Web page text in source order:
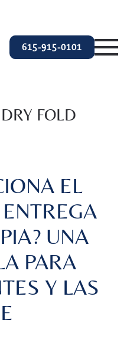
615-915-0101
FOLD
EL
UNA
PARA
Y LAS